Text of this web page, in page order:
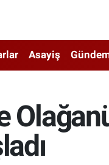
Asayiş